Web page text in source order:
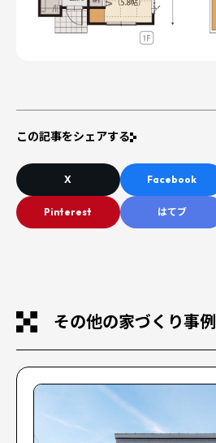
この記事をシェアする
X Facebook
Pinterest はてブ
その他の家づくり事例